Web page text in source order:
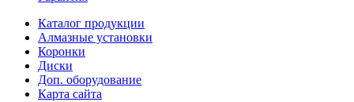
Каталог продукции
Алмазные установки
Коронки
Диски
Доп. оборудование
Карта сайта